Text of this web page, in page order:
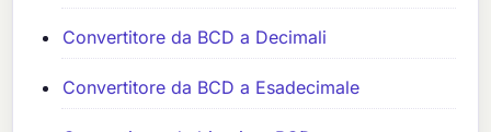
Convertitore da BCD a Decimali
Convertitore da BCD a Esadecimale